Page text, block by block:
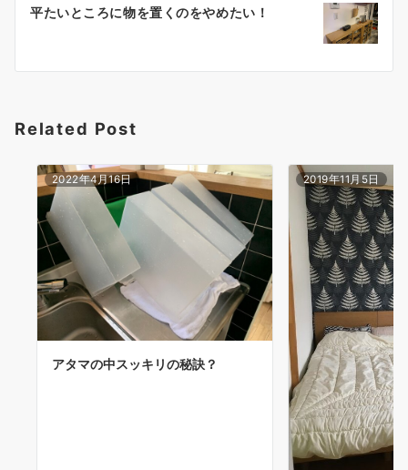
ゲ
シ
ン
平たいところに物を置くのをやめたい！
Related Post
2022年4月16日
アタマの中スッキリの秘訣？
2019年11月5日